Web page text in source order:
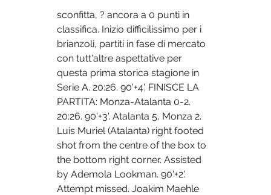
sconfitta, ? ancora a 0 punti in
classifica. Inizio difficilissimo per i
brianzoli, partiti in fase di mercato
con tutt'altre aspettative per
questa prima storica stagione in
Serie A. 20:26. 90'+4'. FINISCE LA
PARTITA: Monza-Atalanta 0-2.
20:26. 90'+3'. Atalanta 5, Monza 2.
Luis Muriel (Atalanta) right footed
shot from the centre of the box to
the bottom right corner. Assisted
by Ademola Lookman. 90'+2'.
Attempt missed. Joakim Maehle